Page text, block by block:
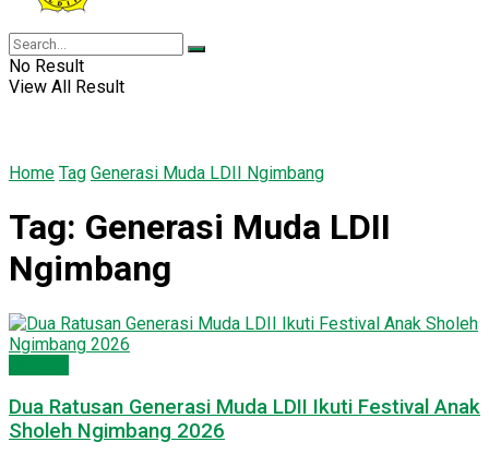
No Result
View All Result
Home Tag Generasi Muda LDII Ngimbang
Tag: Generasi Muda LDII
Ngimbang
Dua Ratusan Generasi Muda LDII Ikuti Festival Anak
Sholeh Ngimbang 2026